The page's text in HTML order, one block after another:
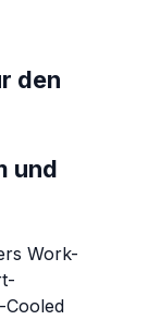
den
und
Work-
Cooled